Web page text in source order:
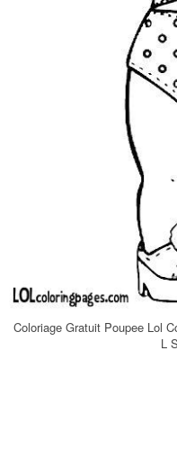
Coloriage Gratuit Poupee Lol
L